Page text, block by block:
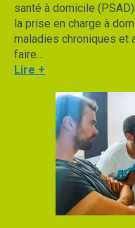
santé à domicile
la prise en charge à
maladies chroniques et
faire…
Lire +